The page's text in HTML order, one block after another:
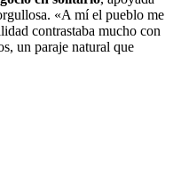
«A mí el pueblo me
contrastaba mucho con
un paraje natural que